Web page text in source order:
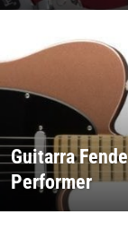
Guitarra
Performer